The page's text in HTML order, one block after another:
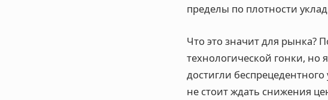
пределы по плотности
Что это значит для рынка?
технологической гонки, но
достигли
не стоит ждать снижения